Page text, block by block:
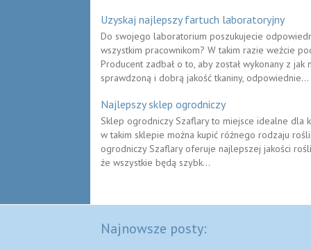
Uzyskaj najlepszy fartuch laboratoryjny
Do swojego laboratorium poszukujecie
wszystkim pracownikom? W takim razie weźcie
Producent zadbał o to, aby został wykonany z jak
sprawdzoną i dobrą jakość tkaniny, odpowiednie...
Najlepszy sklep ogrodniczy
Sklep ogrodniczy Szaflary to miejsce idealne dla
w takim sklepie można kupić różnego rodzaju
ogrodniczy Szaflary oferuje najlepszej jakości
że wszystkie będą szybk...
Najnowsze posty: